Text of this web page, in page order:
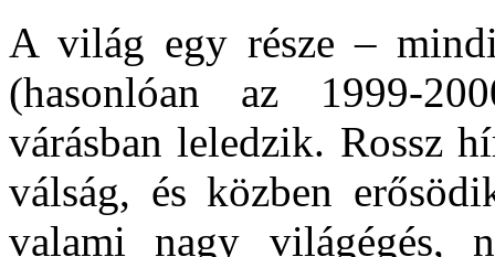
A világ egy része –
(hasonlóan az 1999-
várásban leledzik. Rossz
válság, és közben
valami nagy világégés,